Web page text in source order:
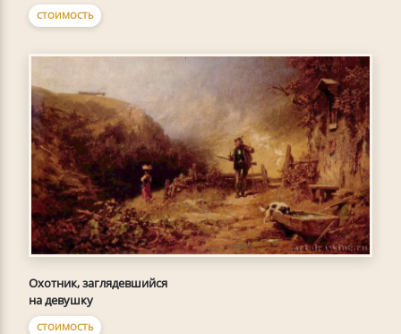
СТОИМОСТЬ
Охотник, заглядевшийся
на девушку
СТОИМОСТЬ